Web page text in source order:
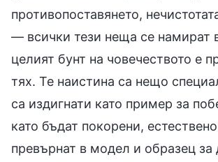
противопоставянето,
— всички тези неща се намират
целият бунт на човечеството е
тях. Те наистина са нещо
са издигнати като пример за
като бъдат покорени,
превърнат в модел и образец за